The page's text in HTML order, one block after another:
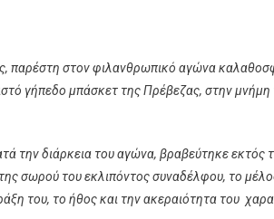
παρέστη στονφιλανθρωπικό αγώνα
γήπεδο μπάσκετ της Πρέβεζας, στην μνήμη
την διάρκεια του αγώνα, βραβεύτηκε εκτός
σωρού του εκλιπόντος συναδέλφου, το
του, το ήθος και την ακεραιότητα του